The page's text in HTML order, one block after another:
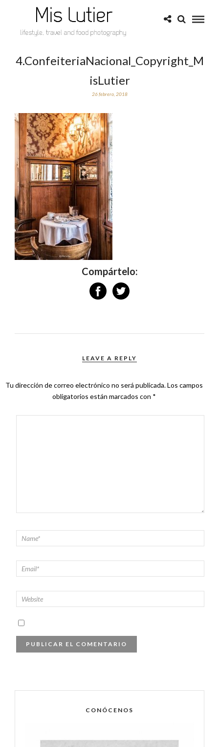
4.ConfeiteriaNacional_Copyright_M
isLutier
26 febrero, 2018
Compártelo:
LEAVE A REPLY
Tu dirección de correo electrónico no será publicada.Los campos
obligatorios están marcados con *
CONÓCENOS